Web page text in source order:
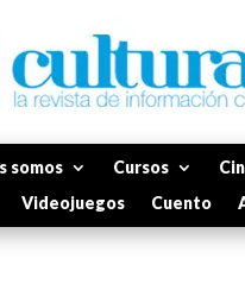
somos Cursos
Videojuegos Cuento